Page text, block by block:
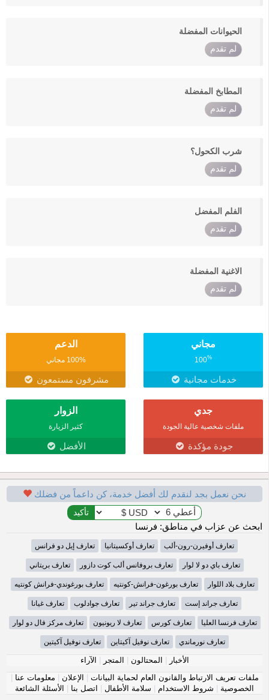
الحيوانات المفضلة
لم تقدم
المطابخ المفضلة
لم تقدم
شرب الكحول؟
لم تقدم
الفلم المفضل
لم تقدم
الاغنية المفضلة
لم تقدم
مجاني
100%
خدمات مجانية
الدعم
100% مجاني
مشرفون مستمعون
جدي
ملفات شخصية عالية الجودة
جودة مؤكدة
الزوار
كثير الزيارة
الأفضل
نحن نعمل بجد لنقدم لك أفضل خدمة، كن داعماً من فضلك
ابحث عن عزاب في مناطق: فرنسا
تعارف أوفيرن-رون-ألب تعارف أوكسيتانيا تعارف إيل دو فرانس
تعارف باي دو لا لوار تعارف بروفانس ألب كوت دازور تعارف بريتاني
تعارف بلاد اللوار تعارف بورغون-فرانش-كونتيه تعارف بورغوندي-فرانش كونتيه
تعارف جراند إست تعارف جراند تير تعارف جوادلوب تعارف غيانا
تعارف فرنسا العليا تعارف كورس تعارف لا ريونيون تعارف مركز فال دو لوار
تعارف نورماندي تعارف نوفيل آكيتاين تعارف نوفيل آكيتين
الأخبار | المحتالون | المتجر | الآراء
ملفات تعريف الارتباط والقانون العام لحماية البيانات | الإعلان | معلومات عنا |
الخصوصية | شروط الاستخدام | سلامة الأطفال | اتصل بنا | الأسئلة الشائعة